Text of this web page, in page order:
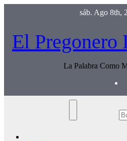
sáb. Ago 8th,
El Pregonero
La Palabra Como